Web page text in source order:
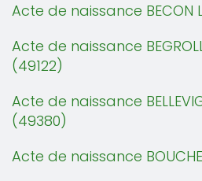
Acte de naissance BECON
Acte de naissance
(49122)
Acte de naissance
(49380)
Acte de naissance